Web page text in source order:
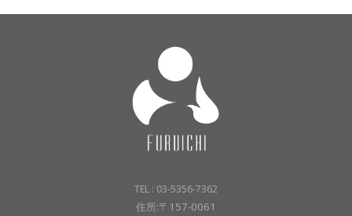
TEL : 03-5356-7362
住所:〒157-0061